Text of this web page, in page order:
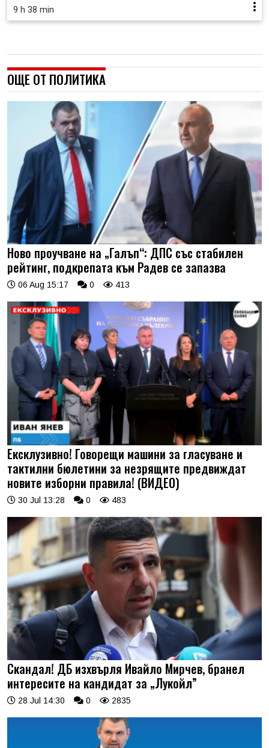
9 h 38 min
ОЩЕ ОТ ПОЛИТИКА
Ново проучване на „Галъп“: ДПС със стабилен
рейтинг, подкрепата към Радев се запазва
06 Aug 15:17 0 413
Ексклузивно! Говорещи машини за гласуване и
тактилни бюлетини за незрящите предвиждат
новите изборни правила! (ВИДЕО)
30 Jul 13:28 0 483
Скандал! ДБ изхвърля Ивайло Мирчев, бранел
интересите на кандидат за „Лукойл”
28 Jul 14:30 0 2835